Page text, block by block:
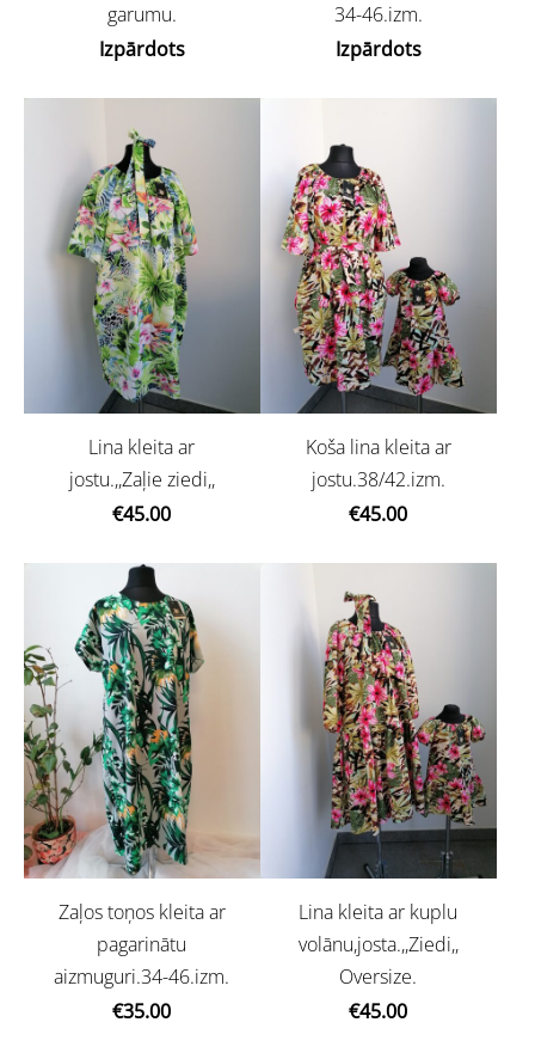
garumu.
Izpārdots
34-46.izm.
Izpārdots
Lina kleita ar
jostu.,,Zaļie ziedi,,
€45.00
Koša lina kleita ar
jostu.38/42.izm.
€45.00
Zaļos toņos kleita ar
pagarinātu
aizmuguri.34-46.izm.
€35.00
Lina kleita ar kuplu
volānu,josta.,,Ziedi,,
Oversize.
€45.00